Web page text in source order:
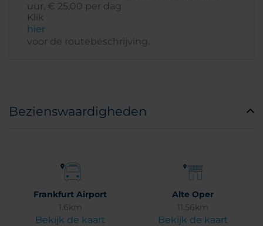
uur, € 25,00 per dag
Klik
hier
voor de routebeschrijving.
Bezienswaardigheden
Frankfurt Airport
1.6km
Bekijk de kaart
Alte Oper
11.56km
Bekijk de kaart